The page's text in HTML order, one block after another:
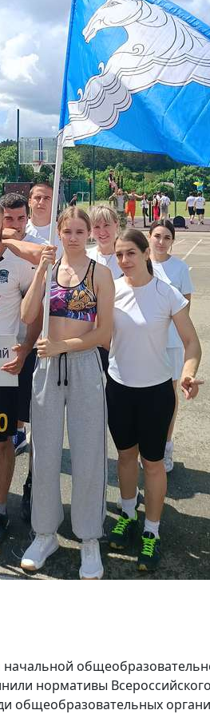
нормативы
общеобразовательных